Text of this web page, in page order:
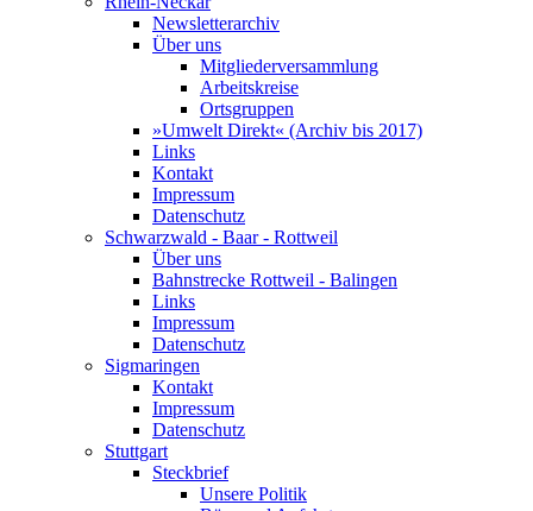
Newsletterarchiv
Über uns
Mitgliederversammlung
Arbeitskreise
Ortsgruppen
»Umwelt Direkt« (Archiv bis 2017)
Links
Kontakt
Impressum
Datenschutz
Schwarzwald - Baar - Rottweil
Über uns
Bahnstrecke Rottweil - Balingen
Links
Impressum
Datenschutz
Sigmaringen
Kontakt
Impressum
Datenschutz
Stuttgart
Steckbrief
Unsere Politik